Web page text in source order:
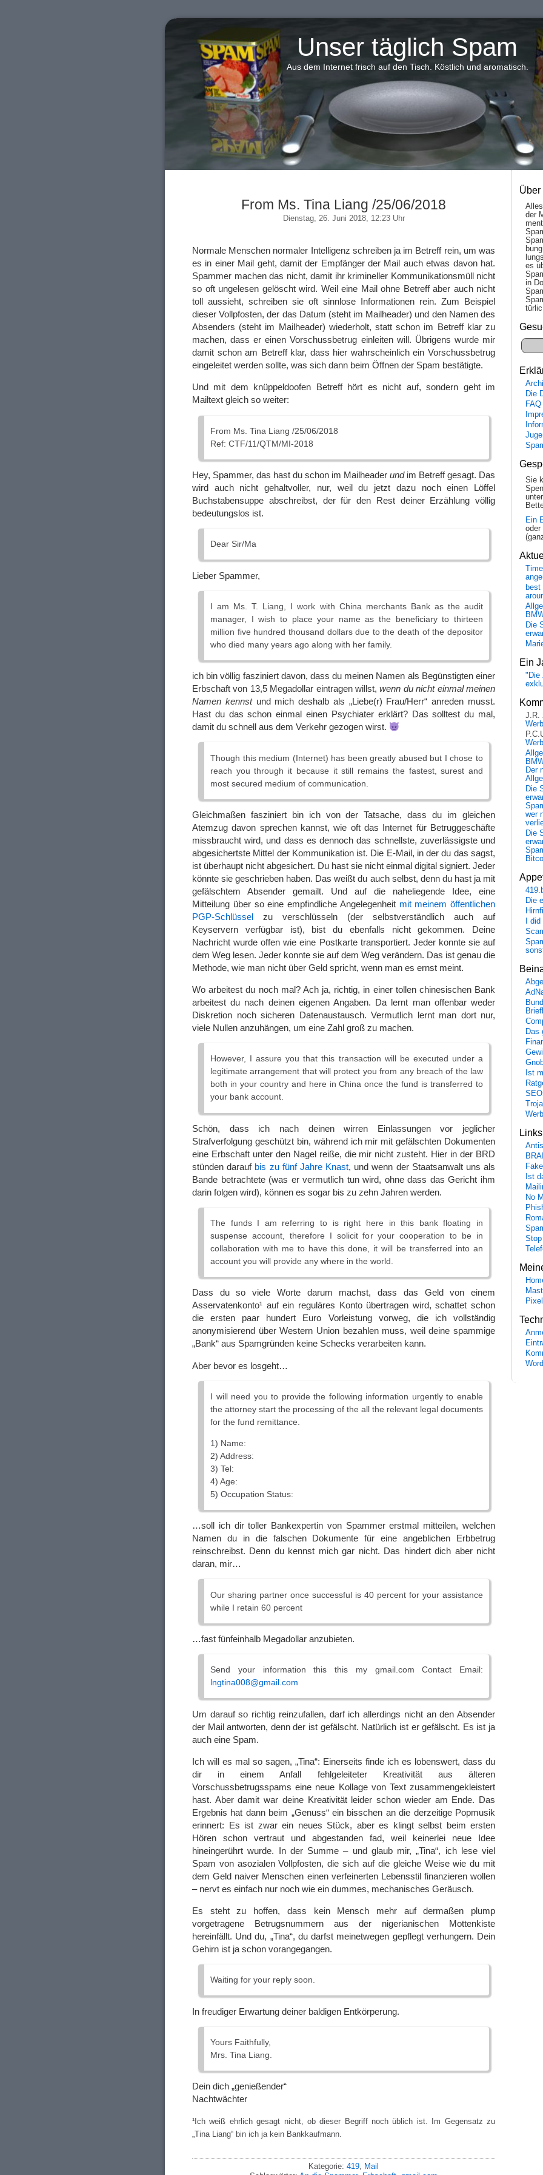
Unser täglich Spam
Aus dem Internet frisch auf den Tisch. Köstlich und aromatisch.
From Ms. Tina Liang /25/06/2018
Dienstag, 26. Juni 2018, 12:23 Uhr
Normale Menschen normaler Intelligenz schreiben ja im Betreff rein, um was
es in einer Mail geht, damit der Empfänger der Mail auch etwas davon hat.
Spammer machen das nicht, damit ihr krimineller Kommunikationsmüll nicht
so oft ungelesen gelöscht wird. Weil eine Mail ohne Betreff aber auch nicht
toll aussieht, schreiben sie oft sinnlose Informationen rein. Zum Beispiel
dieser Vollpfosten, der das Datum (steht im Mailheader) und den Namen des
Absenders (steht im Mailheader) wiederholt, statt schon im Betreff klar zu
machen, dass er einen Vorschussbetrug einleiten will. Übrigens wurde mir
damit schon am Betreff klar, dass hier wahrscheinlich ein Vorschussbetrug
eingeleitet werden sollte, was sich dann beim Öffnen der Spam bestätigte.
Und mit dem knüppeldoofen Betreff hört es nicht auf, sondern geht im
Mailtext gleich so weiter:
From Ms. Tina Liang /25/06/2018
Ref: CTF/11/QTM/MI-2018
Hey, Spammer, das hast du schon im Mailheader undim Betreff gesagt. Das
wird auch nicht gehaltvoller, nur, weil du jetzt dazu noch einen Löffel
Buchstabensuppe abschreibst, der für den Rest deiner Erzählung völlig
bedeutungslos ist.
Dear Sir/Ma
Lieber Spammer,
I am Ms. T. Liang, I work with China merchants Bank as the audit
manager, I wish to place your name as the beneficiary to thirteen
million five hundred thousand dollars due to the death of the depositor
who died many years ago along with her family.
ich bin völlig fasziniert davon, dass du meinen Namen als Begünstigten einer
Erbschaft von 13,5 Megadollar eintragen willst,wenn du nicht einmal meinen
Namen kennstund mich deshalb als „Liebe(r) Frau/Herr“ anreden musst.
Hast du das schon einmal einen Psychiater erklärt? Das solltest du mal,
damit du schnell aus dem Verkehr gezogen wirst.
Though this medium (Internet) has been greatly abused but I chose to
reach you through it because it still remains the fastest, surest and
most secured medium of communication.
Gleichmaßen fasziniert bin ich von der Tatsache, dass du im gleichen
Atemzug davon sprechen kannst, wie oft das Internet für Betruggeschäfte
missbraucht wird, und dass es dennoch das schnellste, zuverlässigste und
abgesichertste Mittel der Kommunikation ist. Die E-Mail, in der du das sagst,
ist überhaupt nicht abgesichert. Du hast sie nicht einmal digital signiert. Jeder
könnte sie geschrieben haben. Das weißt du auch selbst, denn du hast ja mit
gefälschtem Absender gemailt. Und auf die naheliegende Idee, eine
Mitteilung über so eine empfindliche Angelegenheit mit meinem öffentlichen
PGP-Schlüssel zu verschlüsseln (der selbstverständlich auch auf
Keyservern verfügbar ist), bist du ebenfalls nicht gekommen. Deine
Nachricht wurde offen wie eine Postkarte transportiert. Jeder konnte sie auf
dem Weg lesen. Jeder konnte sie auf dem Weg verändern. Das ist genau die
Methode, wie man nicht über Geld spricht, wenn man es ernst meint.
Wo arbeitest du noch mal? Ach ja, richtig, in einer tollen chinesischen Bank
arbeitest du nach deinen eigenen Angaben. Da lernt man offenbar weder
Diskretion noch sicheren Datenaustausch. Vermutlich lernt man dort nur,
viele Nullen anzuhängen, um eine Zahl groß zu machen.
However, I assure you that this transaction will be executed under a
legitimate arrangement that will protect you from any breach of the law
both in your country and here in China once the fund is transferred to
your bank account.
Schön, dass ich nach deinen wirren Einlassungen vor jeglicher
Strafverfolgung geschützt bin, während ich mir mit gefälschten Dokumenten
eine Erbschaft unter den Nagel reiße, die mir nicht zusteht. Hier in der BRD
stünden darauf bis zu fünf Jahre Knast, und wenn der Staatsanwalt uns als
Bande betrachtete (was er vermutlich tun wird, ohne dass das Gericht ihm
darin folgen wird), können es sogar bis zu zehn Jahren werden.
The funds I am referring to is right here in this bank floating in
suspense account, therefore I solicit for your cooperation to be in
collaboration with me to have this done, it will be transferred into an
account you will provide any where in the world.
Dass du so viele Worte darum machst, dass das Geld von einem
Asservatenkonto¹ auf ein reguläres Konto übertragen wird, schattet schon
die ersten paar hundert Euro Vorleistung vorweg, die ich vollständig
anonymisierend über Western Union bezahlen muss, weil deine spammige
„Bank“ aus Spamgründen keine Schecks verarbeiten kann.
Aber bevor es losgeht…
I will need you to provide the following information urgently to enable
the attorney start the processing of the all the relevant legal documents
for the fund remittance.
1) Name:
2) Address:
3) Tel:
4) Age:
5) Occupation Status:
…soll ich dir toller Bankexpertin von Spammer erstmal mitteilen, welchen
Namen du in die falschen Dokumente für eine angeblichen Erbbetrug
reinschreibst. Denn du kennst mich gar nicht. Das hindert dich aber nicht
daran, mir…
Our sharing partner once successful is 40 percent for your assistance
while I retain 60 percent
…fast fünfeinhalb Megadollar anzubieten.
Send your information this this my gmail.com Contact Email:
lngtina008@gmail.com
Um darauf so richtig reinzufallen, darf ich allerdings nicht an den Absender
der Mail antworten, denn der ist gefälscht. Natürlich ist er gefälscht. Es ist ja
auch eine Spam.
Ich will es mal so sagen, „Tina“: Einerseits finde ich es lobenswert, dass du
dir in einem Anfall fehlgeleiteter Kreativität aus älteren
Vorschussbetrugsspams eine neue Kollage von Text zusammengekleistert
hast. Aber damit war deine Kreativität leider schon wieder am Ende. Das
Ergebnis hat dann beim „Genuss“ ein bisschen an die derzeitige Popmusik
erinnert: Es ist zwar ein neues Stück, aber es klingt selbst beim ersten
Hören schon vertraut und abgestanden fad, weil keinerlei neue Idee
hineingerührt wurde. In der Summe – und glaub mir, „Tina“, ich lese viel
Spam von asozialen Vollpfosten, die sich auf die gleiche Weise wie du mit
dem Geld naiver Menschen einen verfeinerten Lebensstil finanzieren wollen
– nervt es einfach nur noch wie ein dummes, mechanisches Geräusch.
Es steht zu hoffen, dass kein Mensch mehr auf dermaßen plump
vorgetragene Betrugsnummern aus der nigerianischen Mottenkiste
hereinfällt. Und du, „Tina“, du darfst meinetwegen gepflegt verhungern. Dein
Gehirn ist ja schon vorangegangen.
Waiting for your reply soon.
In freudiger Erwartung deiner baldigen Entkörperung.
Yours Faithfully,
Mrs. Tina Liang.
Dein dich „genießender“
Nachtwächter
¹Ich weiß ehrlich gesagt nicht, ob dieser Begriff noch üblich ist. Im Gegensatz zu
„Tina Liang“ bin ich ja kein Bankkaufmann.
Kategorie: 419, Mail
Über
der
es
in
Die
FAQ
Sie
Ein
oder
Die
Ein
"Die
J.R.
Der
Die
wer
Die
Die
I
Das
Ist
Ist
No